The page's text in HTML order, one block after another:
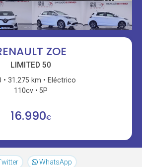
ZOE
LIMITED 50
31.275 km
Eléctrico
110cv
5P
16.990€
WhatsApp